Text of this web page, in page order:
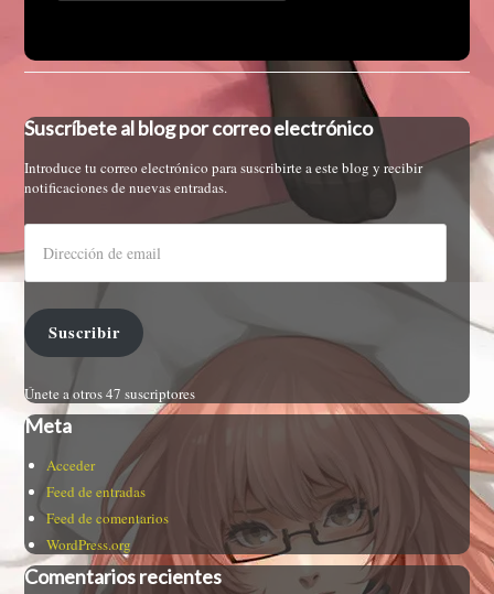
Suscríbete al blog por correo electrónico
Introduce tu correo electrónico para suscribirte a este blog y recibir
notificaciones de nuevas entradas.
Suscribir
Únete a otros 47 suscriptores
Meta
Acceder
Feed de entradas
Feed de comentarios
WordPress.org
Comentarios recientes